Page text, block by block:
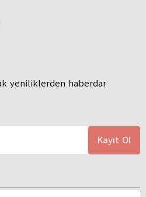
yeniliklerden haberdar
Kayıt Ol